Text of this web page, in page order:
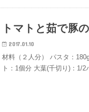
トマトと茹で豚
2017.01.10
材料（２人分） パスタ：
ト：1個分 大葉(千切り)：1/2